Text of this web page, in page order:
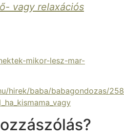
vagy relaxációs
mikor-lesz-mar-
hirek/baba/babagondozas/